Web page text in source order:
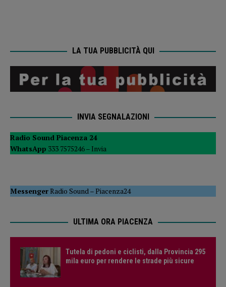
LA TUA PUBBLICITÀ QUI
INVIA SEGNALAZIONI
Radio Sound Piacenza 24
WhatsApp 333 7575246 – Invia
MessengerRadio Sound –Piacenza24
ULTIMA ORA PIACENZA
Tutela di pedoni e ciclisti, dalla Provincia 295
mila euro per rendere le strade più sicure